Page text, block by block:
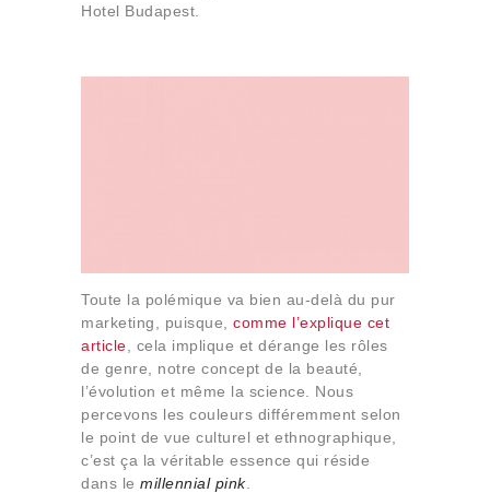
Hotel Budapest.
Toute la polémique va bien au-delà du pur
marketing, puisque, comme l’explique cet
article , cela implique et dérange les rôles
de genre, notre concept de la beauté,
l’évolution et même la science. Nous
percevons les couleurs différemment selon
le point de vue culturel et ethnographique,
c’est ça la véritable essence qui réside
dans le millennial pink.